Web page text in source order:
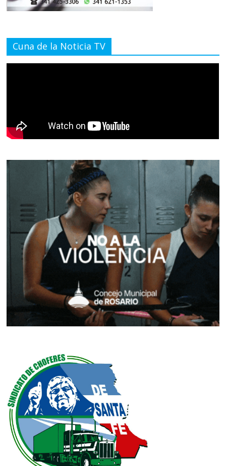
Cuna de la Noticia TV